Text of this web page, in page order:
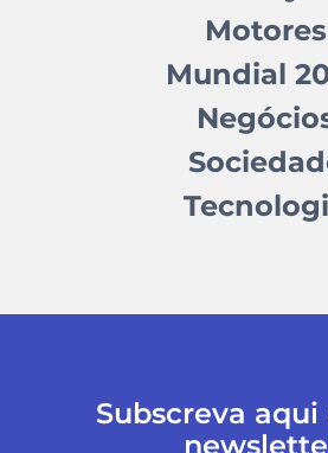
Motores
Mundial
Subscreva aqui